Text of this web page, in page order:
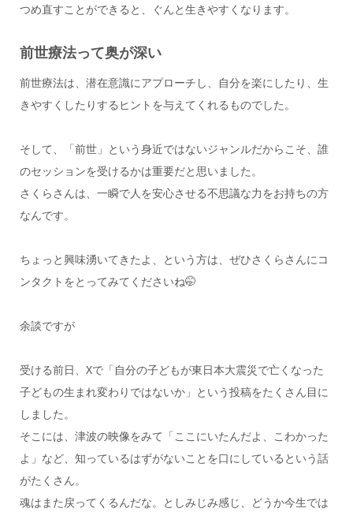
つめ直すことができると、ぐんと生きやすくなります。
前世療法って奥が深い
前世療法は、潜在意識にアプローチし、自分を楽にしたり、生
きやすくしたりするヒントを与えてくれるものでした。
そして、「前世」という身近ではないジャンルだからこそ、誰
のセッションを受けるかは重要だと思いました。
さくらさんは、一瞬で人を安心させる不思議な力をお持ちの方
なんです。
ちょっと興味湧いてきたよ、という方は、ぜひさくらさんにコ
ンタクトをとってみてくださいね🤭
余談ですが
受ける前日、Xで「自分の子どもが東日本大震災で亡くなった
子どもの生まれ変わりではないか」という投稿をたくさん目に
しました。
そこには、津波の映像をみて「ここにいたんだよ、こわかった
よ」など、知っているはずがないことを口にしているという話
がたくさん。
魂はまた戻ってくるんだな。としみじみ感じ、どうか今生では